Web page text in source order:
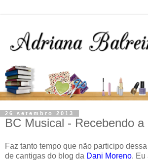
26 setembro 2013
BC Musical - Recebendo
Faz tanto tempo que não participo
de cantigas do blog da Dani Moreno. Eu